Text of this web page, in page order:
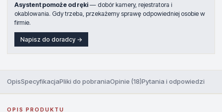
Asystent pomoże od ręki — dobór kamery, rejestratora i
okablowania. Gdy trzeba, przekażemy sprawę odpowiedniej osobie w
firmie.
Napisz do doradcy →
OpisSpecyfikacjaPliki do pobraniaOpinie (18)Pytania i odpowiedzi
OPIS PRODUKTU